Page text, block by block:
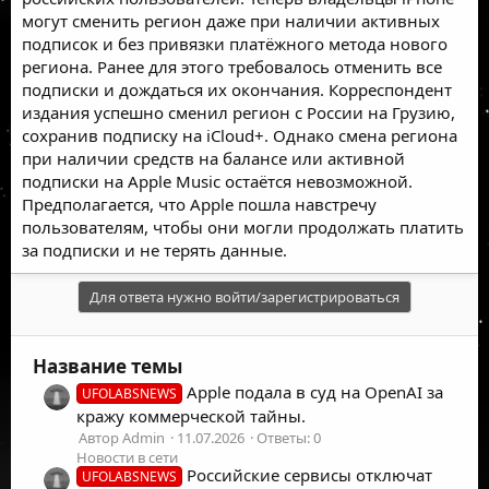
могут сменить регион даже при наличии активных
подписок и без привязки платёжного метода нового
региона. Ранее для этого требовалось отменить все
подписки и дождаться их окончания. Корреспондент
издания успешно сменил регион с России на Грузию,
сохранив подписку на iCloud+. Однако смена региона
при наличии средств на балансе или активной
подписки на Apple Music остаётся невозможной.
Предполагается, что Apple пошла навстречу
пользователям, чтобы они могли продолжать платить
за подписки и не терять данные.
Для ответа нужно войти/зарегистрироваться
Название темы
UFOLABSNEWS
Apple подала в суд на OpenAI за
кражу коммерческой тайны.
Автор Admin 11.07.2026
Ответы: 0
Новости в сети
UFOLABSNEWS
Российские сервисы отключат